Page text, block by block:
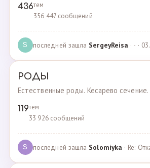
436тем
356 447 сообщений
S последней зашла SergeyReisa · - ·
РОДЫ
Естественные роды. Кесарево сечение.
119тем
33 926 сообщений
S последней зашла Solomiyka · Re: Отказ от